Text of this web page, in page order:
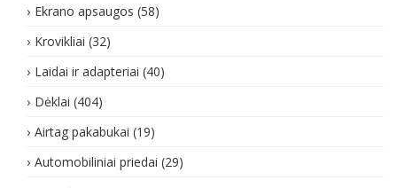
Ekrano apsaugos (58)
Krovikliai (32)
Laidai ir adapteriai (40)
Dėklai (404)
Airtag pakabukai (19)
Automobiliniai priedai (29)